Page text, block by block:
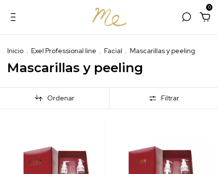
0
Inicio . Exel Professional line . Facial . Mascarillas y peeling
Mascarillas y peeling
Ordenar Filtrar